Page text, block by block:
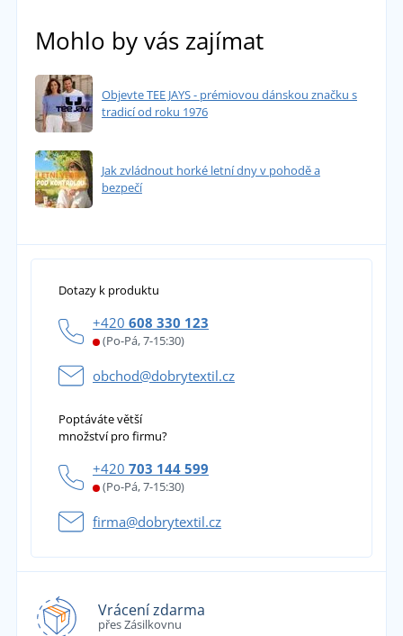
Mohlo by vás zajímat
Objevte TEE JAYS - prémiovou dánskou značku s
tradicí od roku 1976
Jak zvládnout horké letní dny v pohodě a
bezpečí
Dotazy k produktu
+420 608 330 123
(Po-Pá, 7-15:30)
obchod@dobrytextil.cz
Poptáváte větší
množství pro firmu?
+420 703 144 599
(Po-Pá, 7-15:30)
firma@dobrytextil.cz
Vrácení zdarma
přes Zásilkovnu